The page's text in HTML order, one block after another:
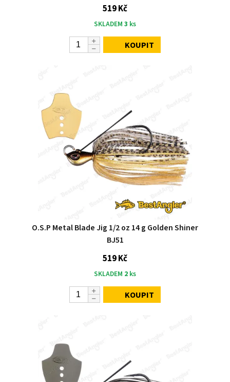
519 Kč
SKLADEM 3 ks
KOUPIT
O.S.P Metal Blade Jig 1/2 oz 14 g Golden Shiner
BJ51
519 Kč
SKLADEM 2 ks
KOUPIT